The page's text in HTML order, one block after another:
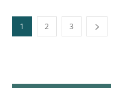
1 2 3